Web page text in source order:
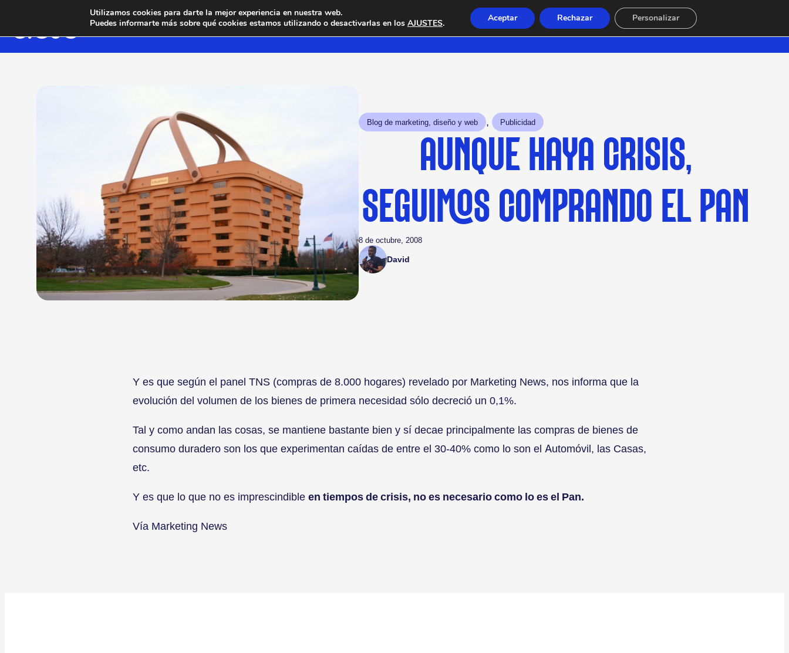
Blog de marketing, diseño y web , Publicidad
AUNQUE HAYA CRISIS,
SEGUIMOS COMPRANDO EL PAN
8 de octubre, 2008
David
Y es que según el panel TNS (compras de 8.000 hogares) revelado por Marketing News, nos informa que la
evolución del volumen de los bienes de primera necesidad sólo decreció un 0,1%.
Tal y como andan las cosas, se mantiene bastante bien y sí decae principalmente las compras de bienes de
consumo duradero son los que experimentan caídas de entre el 30-40% como lo son el Automóvil, las Casas,
etc.
Y es que lo que no es imprescindible en tiempos de crisis, no es necesario como lo es el Pan.
Vía Marketing News
Utilizamos cookies para darte la mejor experiencia en nuestra web.
Puedes informarte más sobre qué cookies estamos utilizando o desactivarlas en los AJUSTES. Aceptar Rechazar Personalizar